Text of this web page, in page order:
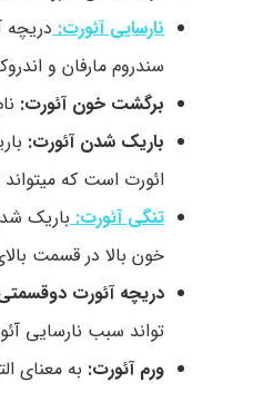
نارسایی آئورت:
سندروم مارفان و
برگشت خون آئورت:
باریک شدن آئورت:
ائورت است که
تنگی آئورت: باریک
خون بالا در قسمت
دریچه آئورت
تواند سبب نارسایی
ورم آئورت: به معنای